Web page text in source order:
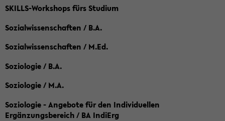
SKILLS-Workshops fürs Studium
Sozialwissenschaften / B.A.
Sozialwissenschaften / M.Ed.
Soziologie / B.A.
Soziologie / M.A.
Soziologie - Angebote für den Individuellen
Ergänzungsbereich / BA IndiErg